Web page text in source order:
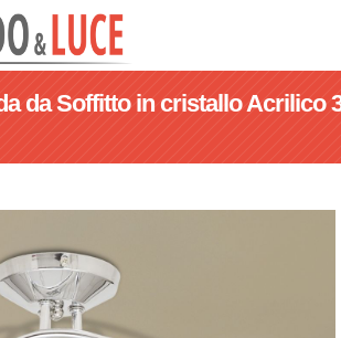
da Soffitto in cristallo Acrilico